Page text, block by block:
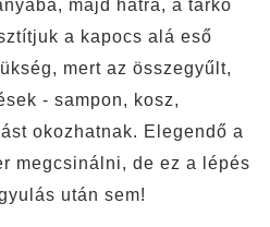
majd hátra, a tarkó
a kapocs alá eső
mert az összegyűlt,
- sampon, kosz,
okozhatnak. Elegendő a
megcsinálni, de ez a lépés
után sem!